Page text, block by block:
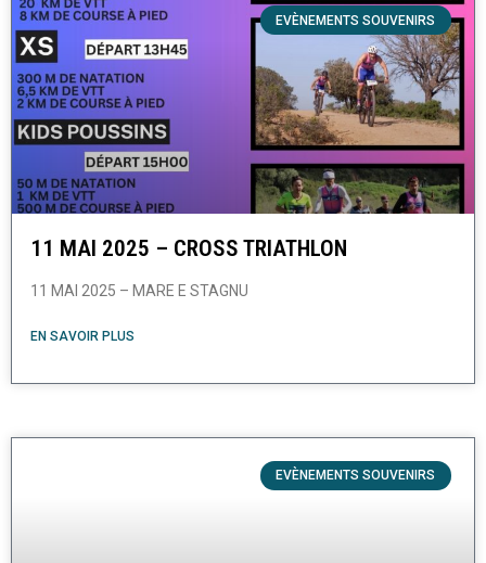
EVÈNEMENTS SOUVENIRS
11 MAI 2025 – CROSS TRIATHLON
11 MAI 2025 – MARE E STAGNU
EN SAVOIR PLUS
EVÈNEMENTS SOUVENIRS